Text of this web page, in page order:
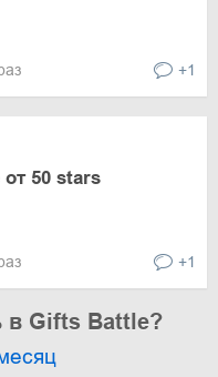
+1
50 stars
+1
в Gifts Battle?